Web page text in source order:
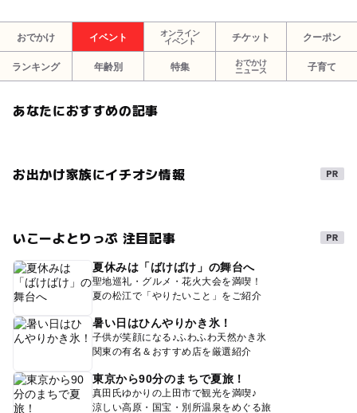
おでかけ イベント
オンライン
イベント
チケット クーポン
ランキング 年齢別 特集
おでかけ
ニュース
子育て
あなたにおすすめの記事
お出かけ家族にイチオシ情報
いこーよとりっぷ 注目記事
夏休みは「ばけばけ」の舞台へ
聖地巡礼・グルメ・花火大会を満喫！
夏の松江で「やりたいこと」をご紹介
暑い日はひんやりかき氷！
子供が笑顔になる♪ふわふわ天然かき氷
関東の有名＆おすすめ店を厳選紹介
東京から90分のまちで夏旅！
真田氏ゆかりの上田市で観光を満喫♪
涼しい高原・国宝・別所温泉をめぐる旅